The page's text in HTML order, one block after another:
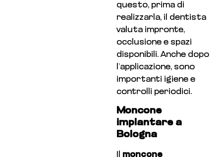
questo, prima di
realizzarla, il dentista
valuta impronte,
occlusione e spazi
disponibili. Anche dopo
l’applicazione, sono
importanti igiene e
controlli periodici.
Moncone
implantare a
Bologna
moncone